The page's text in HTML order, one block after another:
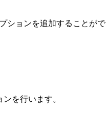
ションを追加することがで
を行います。